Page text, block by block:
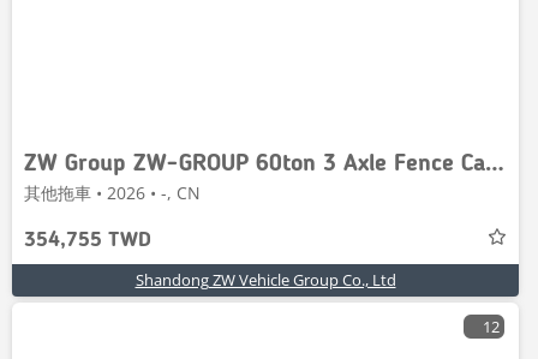
ZW Group ZW-GROUP 60ton 3 Axle Fence Cargo Trailer
其他拖車 • 2026 • -, CN
354,755 TWD
Shandong ZW Vehicle Group Co., Ltd
12